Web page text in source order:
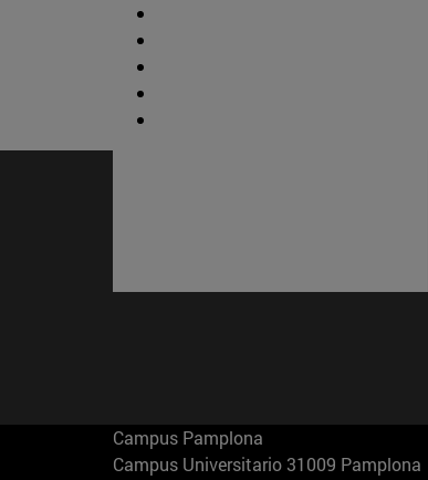
Campus Pamplona
Campus Universitario 31009 Pamplona